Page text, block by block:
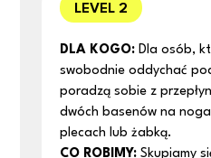
LEVEL 2
DLA KOGO: Dla osób,
swobodnie oddychać
poradzą sobie z
dwóch basenów na
plecach lub żabką.
CO ROBIMY: Skupiamy